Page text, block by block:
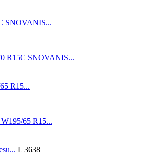
SNOVANIS...
R15C SNOVANIS...
R15...
65 R15...
L 3638